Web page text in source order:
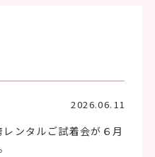
2026.06.11
ンタルご試着会が６月